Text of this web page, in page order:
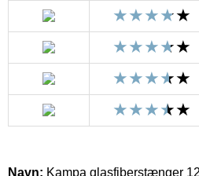
Navn: Kampa glasfiberstænger